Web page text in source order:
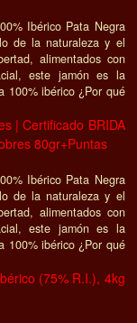
Ibérico Pata Negra
de la naturaleza y el
alimentados con
este jamón es la
100% ibérico ¿Por qué
| Certificado BRIDA
80gr+Puntas
Ibérico Pata Negra
de la naturaleza y el
alimentados con
este jamón es la
100% ibérico ¿Por qué
(75% R.I.), 4kg